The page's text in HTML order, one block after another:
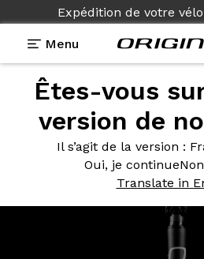
Expédition de votre vélo
Menu
Êtes-vous
version de
Il s’agit de la version :
Oui, je continue
Translate in
Photos> Tuxedo Evo2 - Zoom
Tuxedo Evo2-